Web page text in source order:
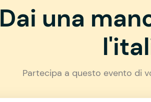
Dai una
Partecipa a questo evento di